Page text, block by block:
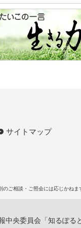
サイトマップ
のご相談・ご照会には応じかね
中央委員会「知るぽる